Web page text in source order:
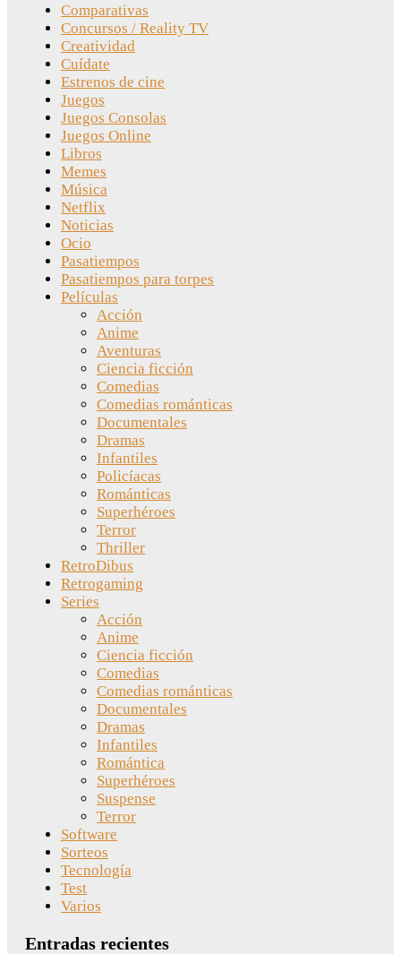
Comparativas
Concursos / Reality TV
Creatividad
Cuídate
Estrenos de cine
Juegos
Juegos Consolas
Juegos Online
Libros
Memes
Música
Netflix
Noticias
Ocio
Pasatiempos
Pasatiempos para torpes
Películas
Acción
Anime
Aventuras
Ciencia ficción
Comedias
Comedias románticas
Documentales
Dramas
Infantiles
Policíacas
Románticas
Superhéroes
Terror
Thriller
RetroDibus
Retrogaming
Series
Acción
Anime
Ciencia ficción
Comedias
Comedias románticas
Documentales
Dramas
Infantiles
Romántica
Superhéroes
Suspense
Terror
Software
Sorteos
Tecnología
Test
Varios
Entradas recientes